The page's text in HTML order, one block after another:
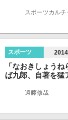
スポーツカル
スポーツ
「なおきしょう
ば九郎、自著を猛
遠藤修哉